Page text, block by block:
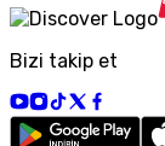
Bizi takip et